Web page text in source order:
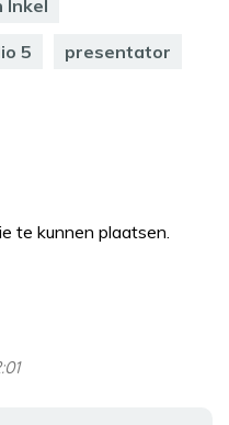
Inkel
5 presentator
te kunnen plaatsen.